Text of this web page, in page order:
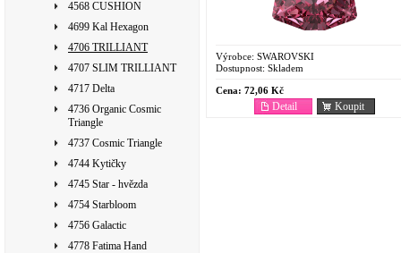
4568 CUSHION
4699 Kal Hexagon
4706 TRILLIANT
4707 SLIM TRILLIANT
4717 Delta
4736 Organic Cosmic
Triangle
4737 Cosmic Triangle
4744 Kytičky
4745 Star - hvězda
4754 Starbloom
4756 Galactic
4778 Fatima Hand
Výrobce: SWAROVSKI
Dostupnost: Skladem
Cena: 72,06 Kč
Koupit
Detail